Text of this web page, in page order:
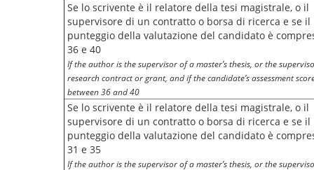
Se lo scrivente è il relatore della tesi magistrale, o il
supervisore di un contratto o borsa di ricerca e se il
punteggio della valutazione del candidato è
36 e 40
If the author is the supervisor of a master’s thesis, or the
research contract or grant, and if the candidate’s assessment
between 36 and 40
Se lo scrivente è il relatore della tesi magistrale, o il
supervisore di un contratto o borsa di ricerca e se il
punteggio della valutazione del candidato è
31 e 35
If the author is the supervisor of a master’s thesis, or the